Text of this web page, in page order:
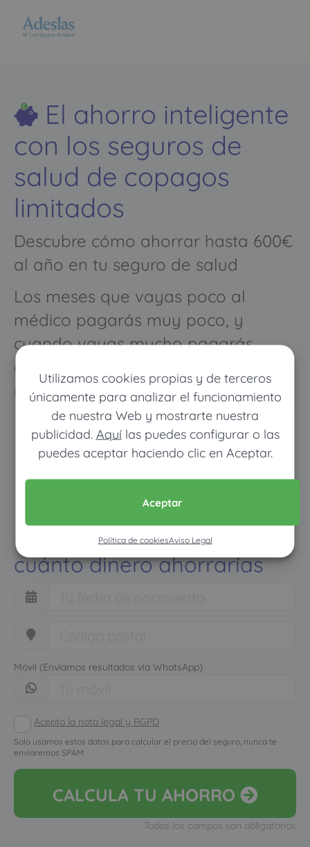
Utilizamos cookies propias y de terceros
únicamente para analizar el funcionamiento
de nuestra Web y mostrarte nuestra
publicidad. Aquílas puedes configurar o las
puedes aceptar haciendo clic en Aceptar.
Aceptar
Política de cookiesAviso Legal
El ahorro inteligente
con los seguros de
salud de copagos
limitados
Descubre cómo ahorrar hasta 600€
al año en tu seguro de salud
Los meses que vayas poco al
médico pagarás muy poco, y
cuando vayas mucho pagarás
como con un seguro médico
normal
Pon tus datos y descubre
cuánto dinero ahorrarías
Móvil (Enviamos resultados vía WhatsApp)
Acepto la nota legal y RGPD
Solo usamos estos datos para calcular el precio del seguro, nunca te
enviaremos SPAM
CALCULA TU AHORRO
Todos los campos son obligatorios